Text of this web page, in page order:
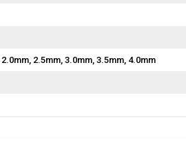
2.0mm 2.5mm 3.0mm 3.5mm 4.0mm